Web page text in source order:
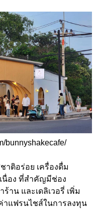
bunnyshakecafe/
าติอร่อย เครื่องดื่ม
นื่อง ที่สำคัญมีช่อง
าน และเดลิเวอรี่ เพิ่ม
แฟรนไชส์ในการลงทุน